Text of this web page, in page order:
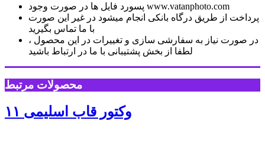
پسورد فایل ها در صورت وجود www.vatanphoto.com
پرداخت از طریق درگاه بانکی انجام میشود در غیر این صورت
با ما تماس بگیرید
در صورت نیاز به سفارشی سازی و تغییرات در این محصول ،
لطفا از بخش پشتیبانی با ما در ارتباط باشید
محصولات مرتبط
وکتور قاب اسلیمی ۱۱